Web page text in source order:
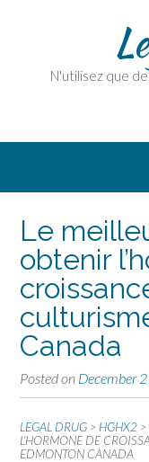
N'utilisez que
Le
obtenir
Canada
Posted on December
LEGAL DRUG > HGHX2 >
L’HORMONE DE
EDMONTON CANADA